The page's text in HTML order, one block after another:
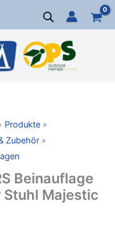
Produkte
Zubehör
Beinauflage
Stuhl Majestic